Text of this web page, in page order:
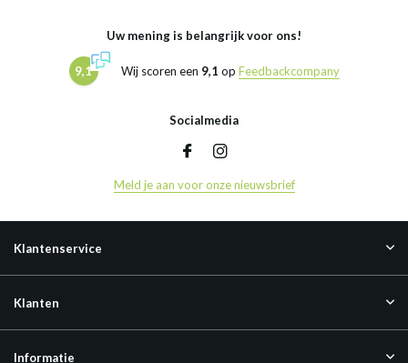
Uw mening is belangrijk voor ons!
9,1 Wij scoren een 9,1 op Feedbackcompany
Socialmedia
Meld je aan voor onze nieuwsbrief
Klantenservice
Klanten
Informatie